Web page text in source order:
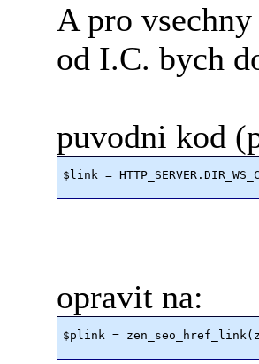
A pro
od I.C. bych
puvodni kod
opravit na: